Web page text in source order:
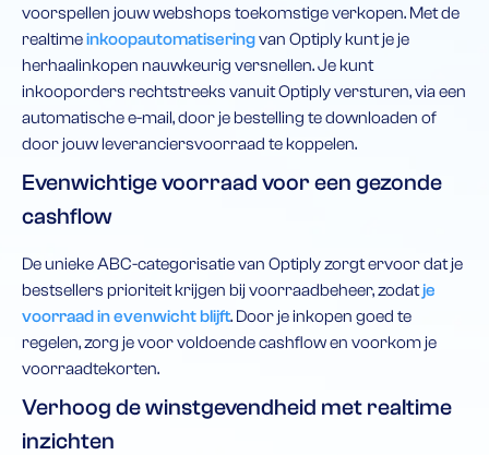
voorspellen jouw webshops toekomstige verkopen. Met de
realtimeinkoopautomatiseringvan Optiply kunt je je
herhaalinkopen nauwkeurig versnellen. Je kunt
inkooporders rechtstreeks vanuit Optiply versturen, via een
automatische e-mail, door je bestelling te downloaden of
door jouw leveranciersvoorraad te koppelen.
Evenwichtige voorraad voor een gezonde
cashflow
De unieke ABC-categorisatie van Optiply zorgt ervoor dat je
bestsellers prioriteit krijgen bij voorraadbeheer, zodatje
voorraad in evenwicht blijft. Door je inkopen goed te
regelen, zorg je voor voldoende cashflow en voorkom je
voorraadtekorten.
Verhoog de winstgevendheid met realtime
inzichten